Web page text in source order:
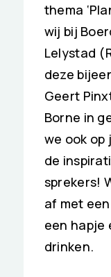
thema
wij bij
Lelystad
deze
Geert
Borne in
we ook op
de
sprekers!
af met
een hapje
drinken.